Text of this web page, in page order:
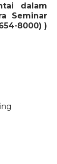
dalam
Seminar
8000) )